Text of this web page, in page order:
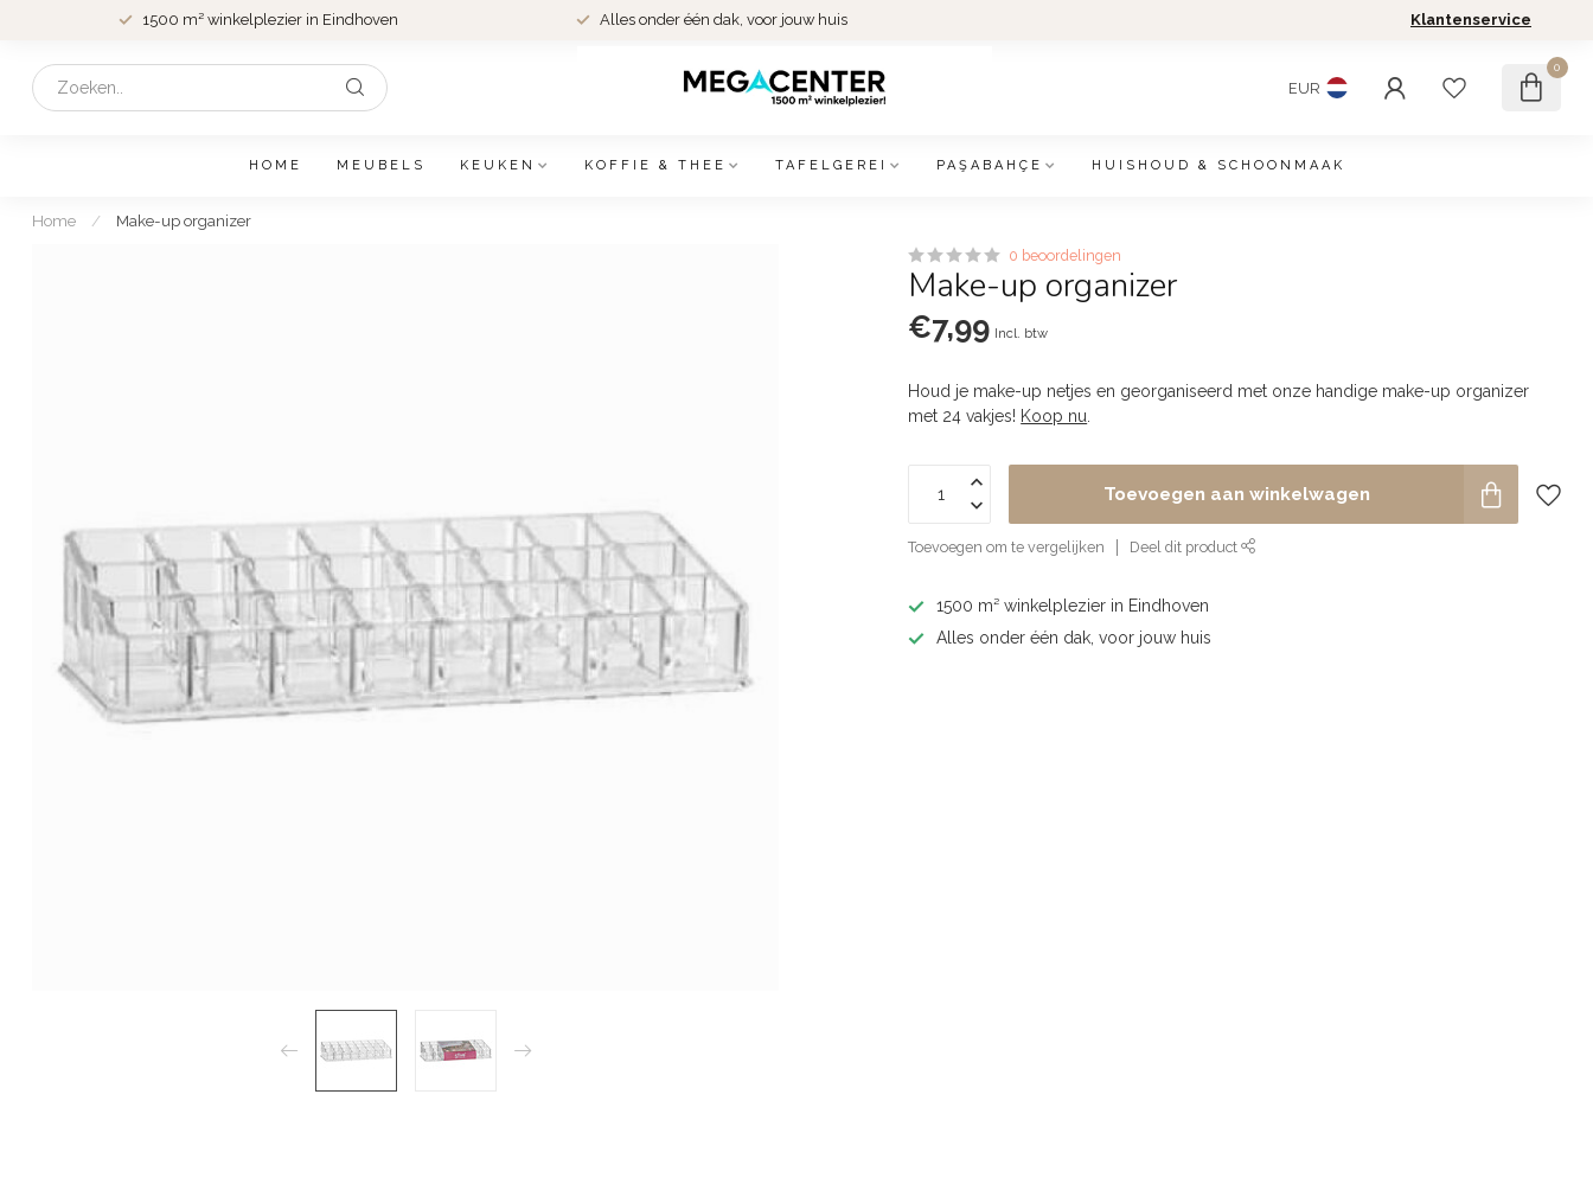
1500 m² winkelplezier in Eindhoven Alles onder één dak, voor jouw huis Klantenservice
EUR
0
HOME MEUBELS KEUKEN KOFFIE & THEE TAFELGEREI PAŞABAHÇE HUISHOUD & SCHOONMAAK
Home / Make-up organizer
0 beoordelingen
Make-up organizer
€7,99 Incl. btw
Houd je make-up netjes en georganiseerd met onze handige make-up organizer
met 24 vakjes! Koop nu
Toevoegen aan winkelwagen
Toevoegen om te vergelijken Deel dit product
1500 m² winkelplezier in Eindhoven
Alles onder één dak, voor jouw huis